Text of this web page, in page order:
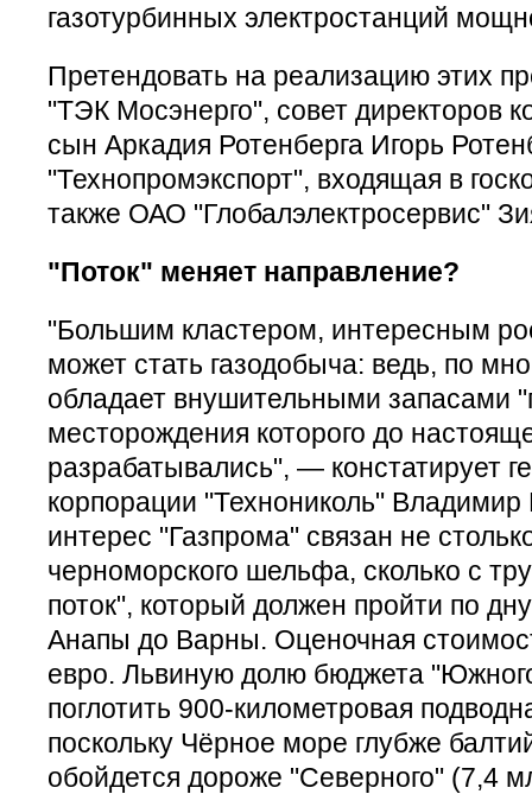
газотурбинных электростанций
Претендовать на реализацию этих
"ТЭК Мосэнерго", совет директоров
сын Аркадия Ротенберга Игорь
"Технопромэкспорт", входящая в
также ОАО "Глобалэлектросервис"
"Поток" меняет направление?
"Большим кластером, интересным
может стать газодобыча: ведь, по
обладает внушительными запасами
месторождения которого до
разрабатывались", — констатирует
корпорации "Технониколь"
интерес "Газпрома" связан не
черноморского шельфа, сколько с
поток", который должен пройти по
Анапы до Варны. Оценочная
евро. Львиную долю бюджета
поглотить 900-километровая
поскольку Чёрное море глубже
обойдется дороже "Северного" (7,4